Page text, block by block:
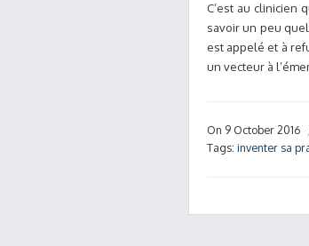
C’est au clinicien
savoir un peu
est appelé et à
un vecteur à
On 9 October 2016
Tags: inventer sa